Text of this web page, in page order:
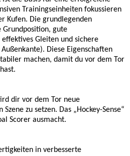
Trainingseinheiten fokussieren
Kufen. Die grundlegenden
Grundposition, gute
Gleiten und sichere
Diese Eigenschaften
machen, damit du vor dem Tor
dir vor dem Tor neue
zu setzen. Das „Hockey-Sense“
Scorer ausmacht.
in verbesserte